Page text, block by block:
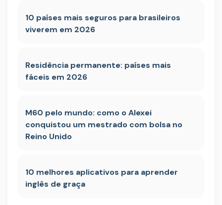
10 países mais seguros para brasileiros
viverem em 2026
Residência permanente: países mais
fáceis em 2026
M60 pelo mundo: como o Alexei
conquistou um mestrado com bolsa no
Reino Unido
10 melhores aplicativos para aprender
inglês de graça